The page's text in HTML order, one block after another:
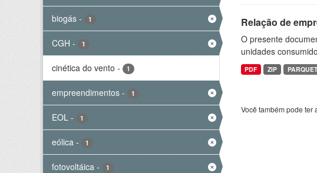
biogás - 1
CGH - 1
cinética do vento - 1
empreendimentos - 1
EOL - 1
eólica - 1
fotovoltáica - 1
Relação de
O presente
unidades
PDF ZIP PARQUET
Você também pode ter